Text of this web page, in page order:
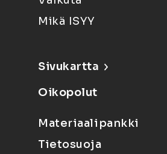
Mikä ISYY
Sivukartta
Oikopolut
Materiaalipankki
Tietosuoja